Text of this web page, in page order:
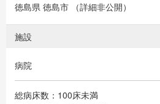
徳島県 徳島市 （詳細非公開）
施設
病院
総病床数：100床未満